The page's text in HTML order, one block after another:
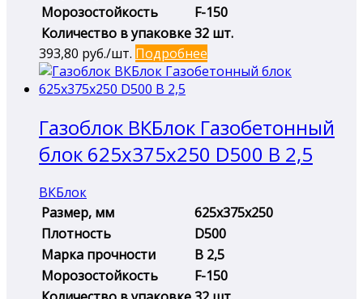
Морозостойкость
F-150
Количество в упаковке32 шт.
393,80 руб./шт. Подробнее
Газоблок ВКБлок Газобетонный
блок 625х375х250 D500 B 2,5
ВКБлок
Размер, мм
625х375х250
Плотность
D500
Марка прочности
B 2,5
Морозостойкость
F-150